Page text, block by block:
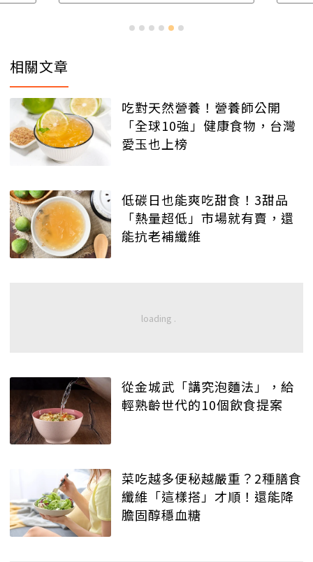
相關文章
吃對天然營養！營養師公開
「全球10強」健康食物，台灣
愛玉也上榜
低碳日也能爽吃甜食！3甜品
「熱量超低」市場就有賣，還
能抗老補纖維
從金城武「講究泡麵法」，給
輕熟齡世代的10個飲食提案
菜吃越多便秘越嚴重？2種膳食
纖維「這樣搭」才順！還能降
膽固醇穩血糖